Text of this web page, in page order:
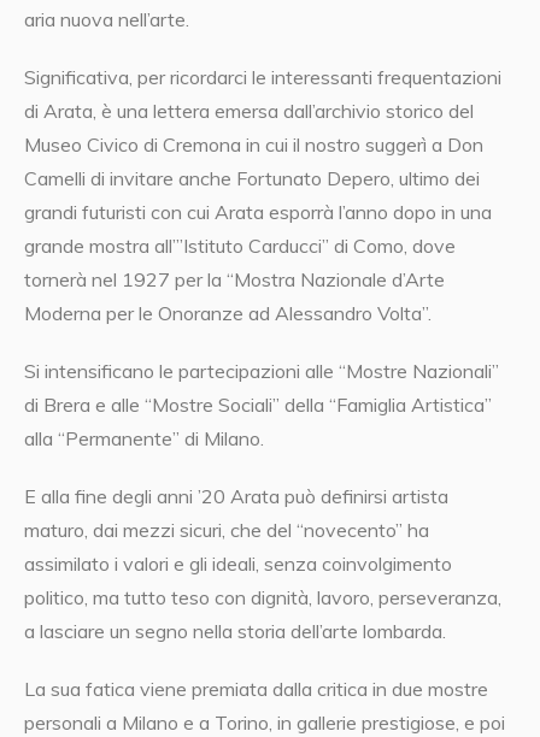
aria nuova nell’arte.
Significativa, per ricordarci le interessanti frequentazioni
di Arata, è una lettera emersa dall’archivio storico del
Museo Civico di Cremona in cui il nostro suggerì a Don
Camelli di invitare anche Fortunato Depero, ultimo dei
grandi futuristi con cui Arata esporrà l’anno dopo in una
grande mostra all’”Istituto Carducci” di Como, dove
tornerà nel 1927 per la “Mostra Nazionale d’Arte
Moderna per le Onoranze ad Alessandro Volta”.
Si intensificano le partecipazioni alle “Mostre Nazionali”
di Brera e alle “Mostre Sociali” della “Famiglia Artistica”
alla “Permanente” di Milano.
E alla fine degli anni ’20 Arata può definirsi artista
maturo, dai mezzi sicuri, che del “novecento” ha
assimilato i valori e gli ideali, senza coinvolgimento
politico, ma tutto teso con dignità, lavoro, perseveranza,
a lasciare un segno nella storia dell’arte lombarda.
La sua fatica viene premiata dalla critica in due mostre
personali a Milano e a Torino, in gallerie prestigiose, e poi